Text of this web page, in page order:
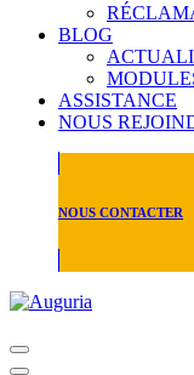
BLOG
ASSISTANCE
NOUS
NOUS CONTACTER